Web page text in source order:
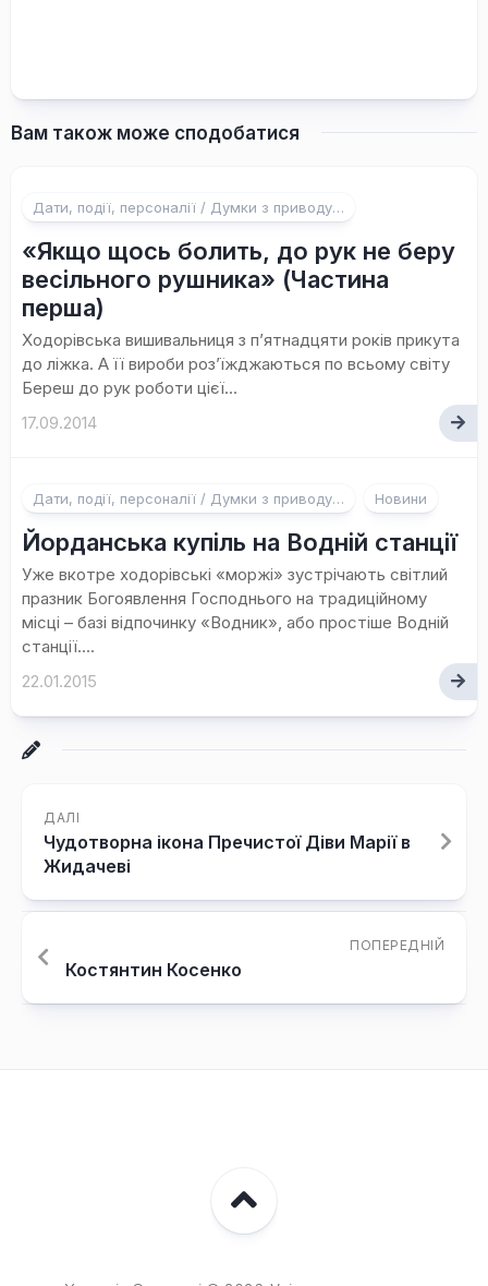
Вам також може сподобатися
Дати, події, персоналії / Думки з приводу…
«Якщо щось болить, до рук не беру
весільного рушника» (Частина
перша)
Ходорівська вишивальниця з п’ятнадцяти років прикута
до ліжка. А її вироби роз’їжджаються по всьому світу
Береш до рук роботи цієї...
17.09.2014
Дати, події, персоналії / Думки з приводу… Новини
Йорданська купіль на Водній станції
Уже вкотре ходорівські «моржі» зустрічають світлий
празник Богоявлення Господнього на традиційному
місці – базі відпочинку «Водник», або простіше Водній
станції....
22.01.2015
ДАЛІ
Чудотворна ікона Пречистої Діви Марії в
Жидачеві
ПОПЕРЕДНІЙ
Костянтин Косенко